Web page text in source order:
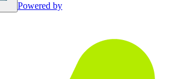
Powered by